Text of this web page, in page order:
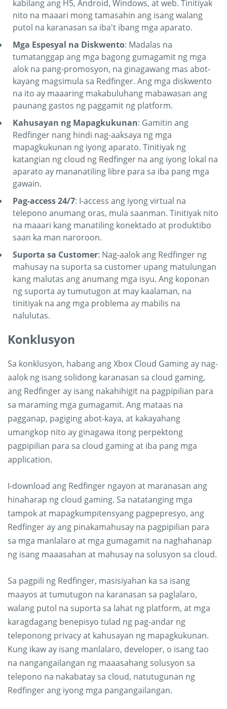
kabilang ang H5, Android, Windows, at web. Tinitiyak
nito na maaari mong tamasahin ang isang walang
putol na karanasan sa iba't ibang mga aparato.
Mga Espesyal na Diskwento: Madalas na
tumatanggap ang mga bagong gumagamit ng mga
alok na pang-promosyon, na ginagawang mas abot-
kayang magsimula sa Redfinger. Ang mga diskwento
na ito ay maaaring makabuluhang mabawasan ang
paunang gastos ng paggamit ng platform.
Kahusayan ng Mapagkukunan: Gamitin ang
Redfinger nang hindi nag-aaksaya ng mga
mapagkukunan ng iyong aparato. Tinitiyak ng
katangian ng cloud ng Redfinger na ang iyong lokal na
aparato ay mananatiling libre para sa iba pang mga
gawain.
Pag-access 24/7: I-access ang iyong virtual na
telepono anumang oras, mula saanman. Tinitiyak nito
na maaari kang manatiling konektado at produktibo
saan ka man naroroon.
Suporta sa Customer: Nag-aalok ang Redfinger ng
mahusay na suporta sa customer upang matulungan
kang malutas ang anumang mga isyu. Ang koponan
ng suporta ay tumutugon at may kaalaman, na
tinitiyak na ang mga problema ay mabilis na
nalulutas.
Konklusyon
Sa konklusyon, habang ang Xbox Cloud Gaming ay nag-
aalok ng isang solidong karanasan sa cloud gaming,
ang Redfinger ay isang nakahihigit na pagpipilian para
sa maraming mga gumagamit. Ang mataas na
pagganap, pagiging abot-kaya, at kakayahang
umangkop nito ay ginagawa itong perpektong
pagpipilian para sa cloud gaming at iba pang mga
application.
I-download ang Redfinger ngayon at maranasan ang
hinaharap ng cloud gaming. Sa natatanging mga
tampok at mapagkumpitensyang pagpepresyo, ang
Redfinger ay ang pinakamahusay na pagpipilian para
sa mga manlalaro at mga gumagamit na naghahanap
ng isang maaasahan at mahusay na solusyon sa cloud.
Sa pagpili ng Redfinger, masisiyahan ka sa isang
maayos at tumutugon na karanasan sa paglalaro,
walang putol na suporta sa lahat ng platform, at mga
karagdagang benepisyo tulad ng pag-andar ng
teleponong privacy at kahusayan ng mapagkukunan.
Kung ikaw ay isang manlalaro, developer, o isang tao
na nangangailangan ng maaasahang solusyon sa
telepono na nakabatay sa cloud, natutugunan ng
Redfinger ang iyong mga pangangailangan.